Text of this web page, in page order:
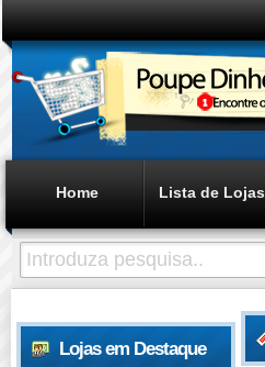
Home Lista de Lojas
Lojas em Destaque